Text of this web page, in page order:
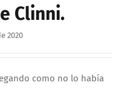
Clinni.
2020
como no lo había